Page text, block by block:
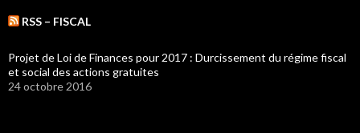
RSS – FISCAL
Projet de Loi de Finances pour 2017 : Durcissement du régime fiscal
et social des actions gratuites
24 octobre 2016